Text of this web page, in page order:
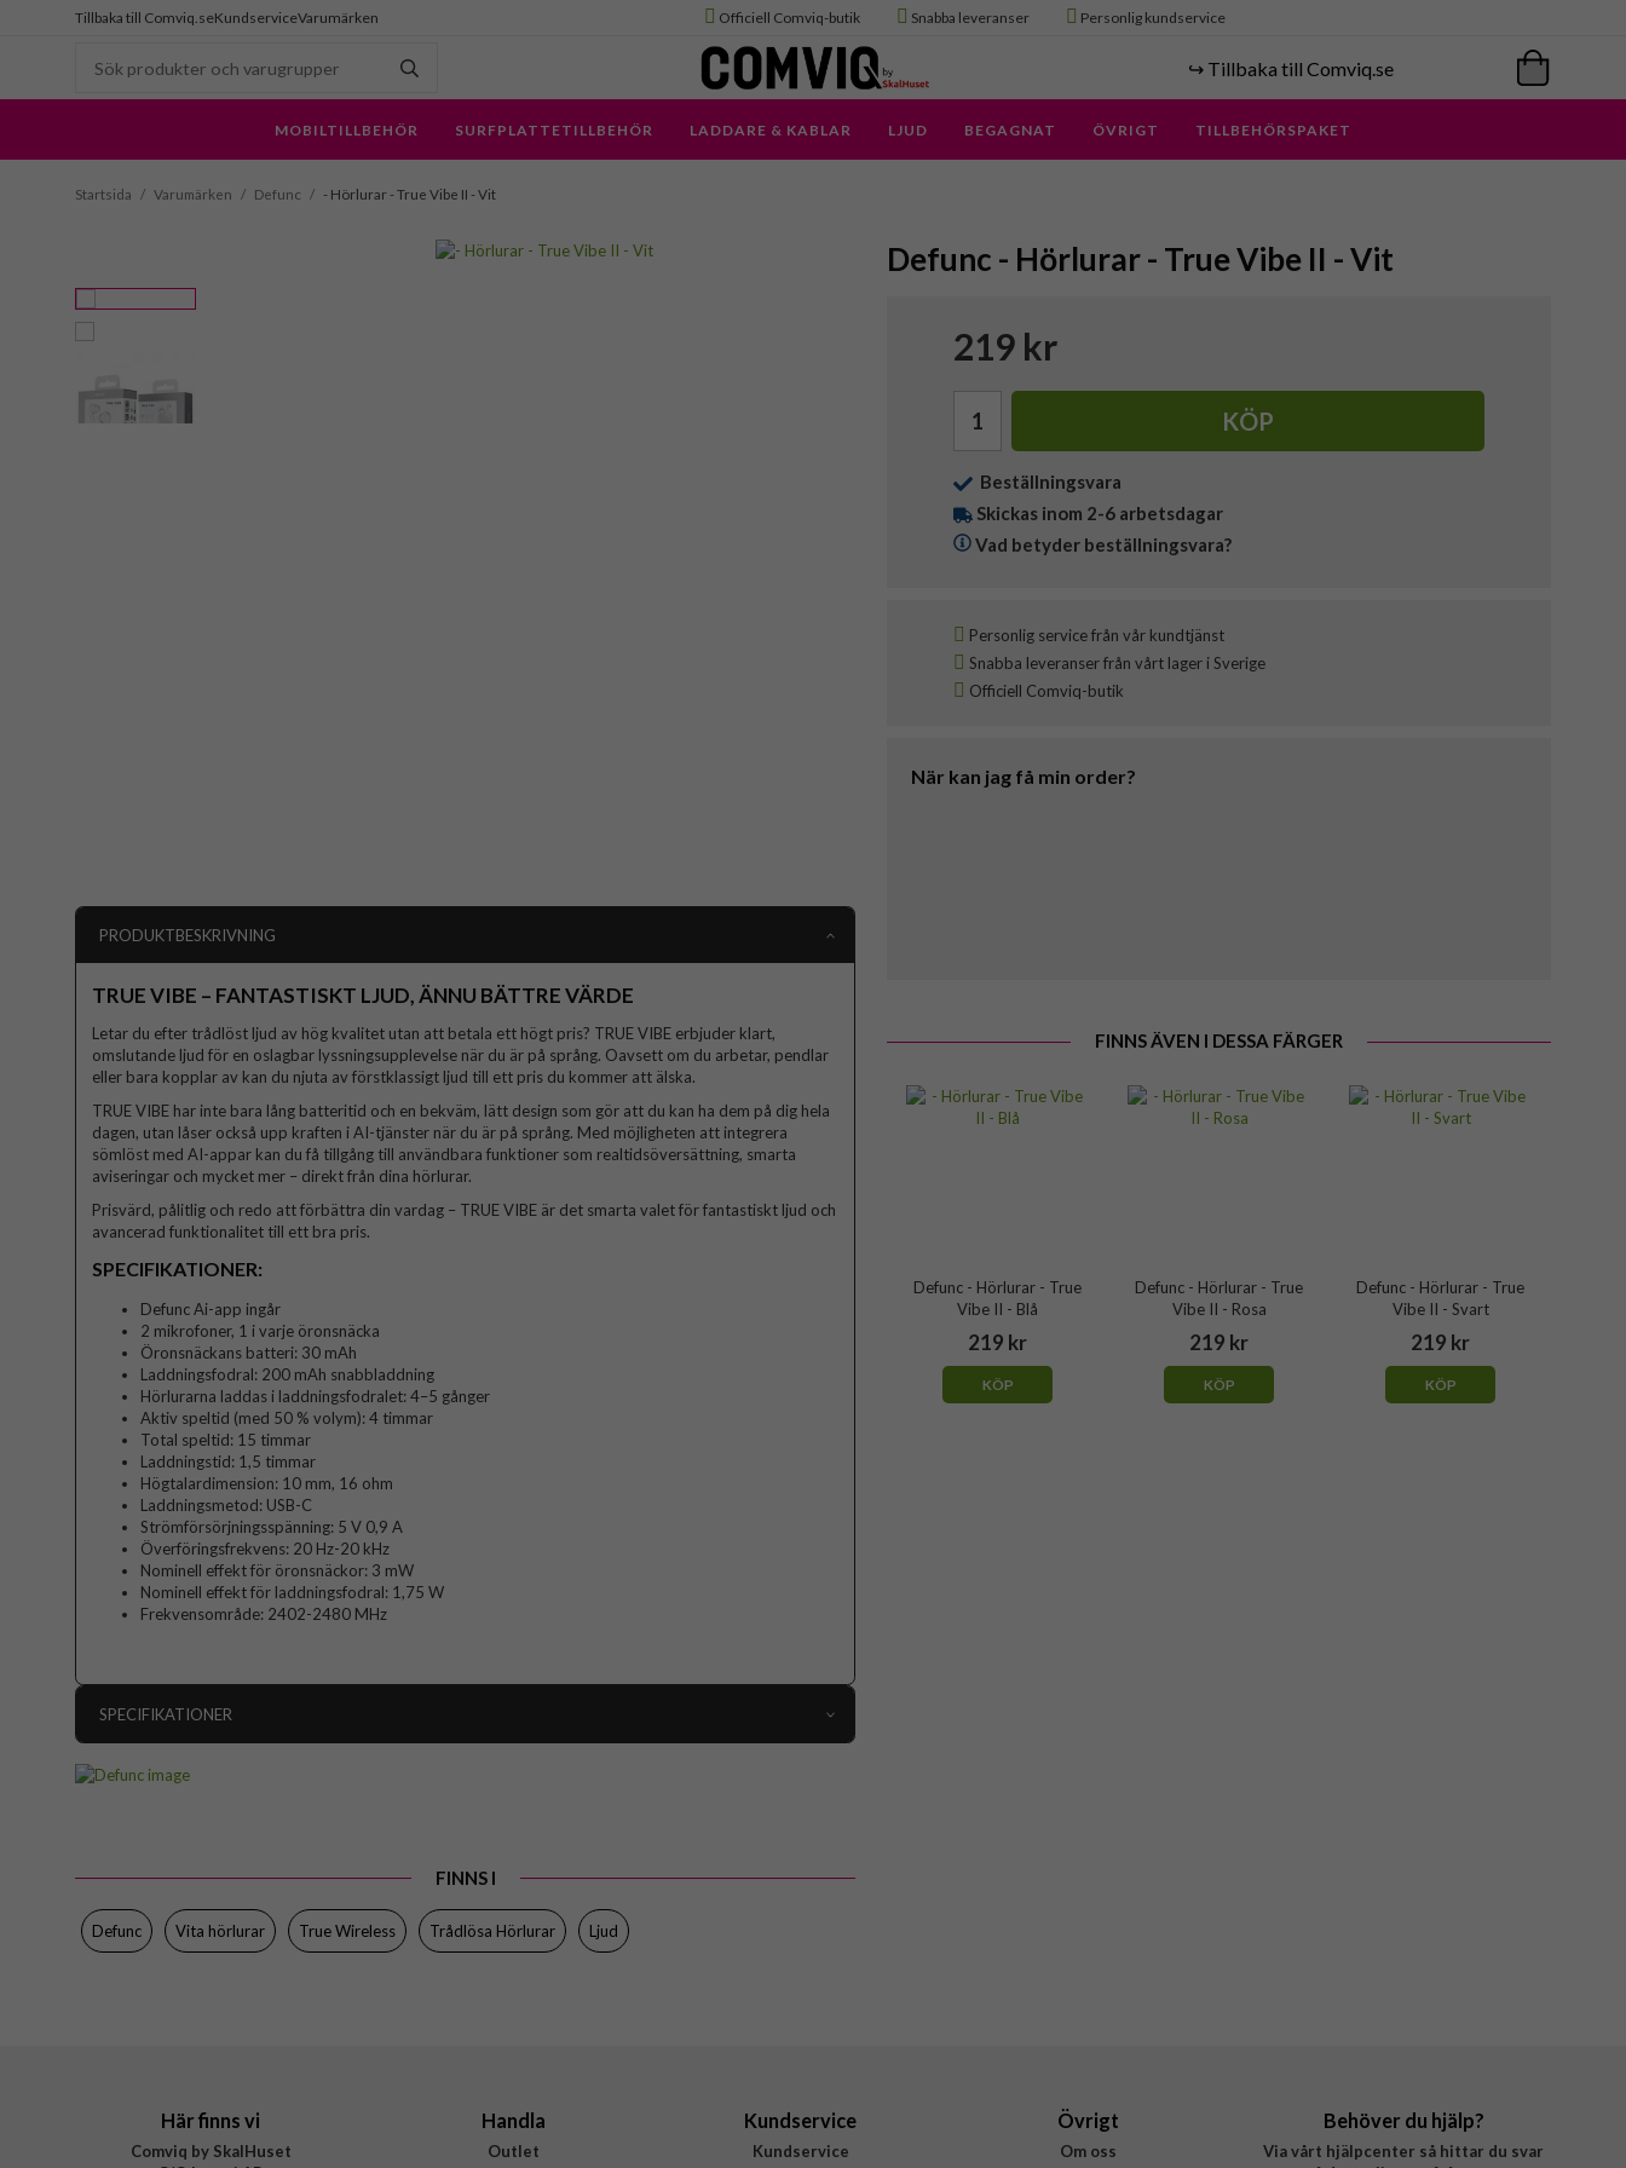
Tillbaka till Comviq.seKundserviceVarumärken Officiell Comviq-butik Snabba leveranser Personlig kundservice
↪️ Tillbaka till Comviq.se
MOBILTILLBEHÖR SURFPLATTETILLBEHÖR LADDARE & KABLAR LJUD BEGAGNAT ÖVRIGT TILLBEHÖRSPAKET
Startsida / Varumärken / Defunc / - Hörlurar - True Vibe II - Vit
Defunc - Hörlurar - True Vibe II - Vit
219 kr
KÖP
Beställningsvara
Skickas inom 2-6 arbetsdagar
Vad betyder beställningsvara?
Personlig service från vår kundtjänst
Snabba leveranser från vårt lager i Sverige
Officiell Comviq-butik
När kan jag få min order?
FINNS ÄVEN I DESSA FÄRGER
Defunc - Hörlurar - True
Vibe II - Blå
219 kr
KÖP
Defunc - Hörlurar - True
Vibe II - Rosa
219 kr
KÖP
Defunc - Hörlurar - True
Vibe II - Svart
219 kr
KÖP
PRODUKTBESKRIVNING
TRUE VIBE – FANTASTISKT LJUD, ÄNNU BÄTTRE VÄRDE
Letar du efter trådlöst ljud av hög kvalitet utan att betala ett högt pris? TRUE VIBE erbjuder klart,
omslutande ljud för en oslagbar lyssningsupplevelse när du är på språng. Oavsett om du arbetar, pendlar
eller bara kopplar av kan du njuta av förstklassigt ljud till ett pris du kommer att älska.
TRUE VIBE har inte bara lång batteritid och en bekväm, lätt design som gör att du kan ha dem på dig hela
dagen, utan låser också upp kraften i AI-tjänster när du är på språng. Med möjligheten att integrera
sömlöst med AI-appar kan du få tillgång till användbara funktioner som realtidsöversättning, smarta
aviseringar och mycket mer – direkt från dina hörlurar.
Prisvärd, pålitlig och redo att förbättra din vardag – TRUE VIBE är det smarta valet för fantastiskt ljud och
avancerad funktionalitet till ett bra pris.
SPECIFIKATIONER:
Defunc Ai-app ingår
2 mikrofoner, 1 i varje öronsnäcka
Öronsnäckans batteri: 30 mAh
Laddningsfodral: 200 mAh snabbladdning
Hörlurarna laddas i laddningsfodralet: 4–5 gånger
Aktiv speltid (med 50 % volym): 4 timmar
Total speltid: 15 timmar
Laddningstid: 1,5 timmar
Högtalardimension: 10 mm, 16 ohm
Laddningsmetod: USB-C
Strömförsörjningsspänning: 5 V 0,9 A
Överföringsfrekvens: 20 Hz-20 kHz
Nominell effekt för öronsnäckor: 3 mW
Nominell effekt för laddningsfodral: 1,75 W
Frekvensområde: 2402-2480 MHz
SPECIFIKATIONER
Färg
Vit
Varumärke
Tillverkarens art nr
FINNS I
Defunc Vita hörlurar True Wireless Trådlösa Hörlurar Ljud
Här finns vi
Comviq by SkalHuset
Handla
Outlet
Kundservice
Kundservice
Övrigt
Om oss
Behöver du hjälp?
Via vårt hjälpcenter så hittar du svar